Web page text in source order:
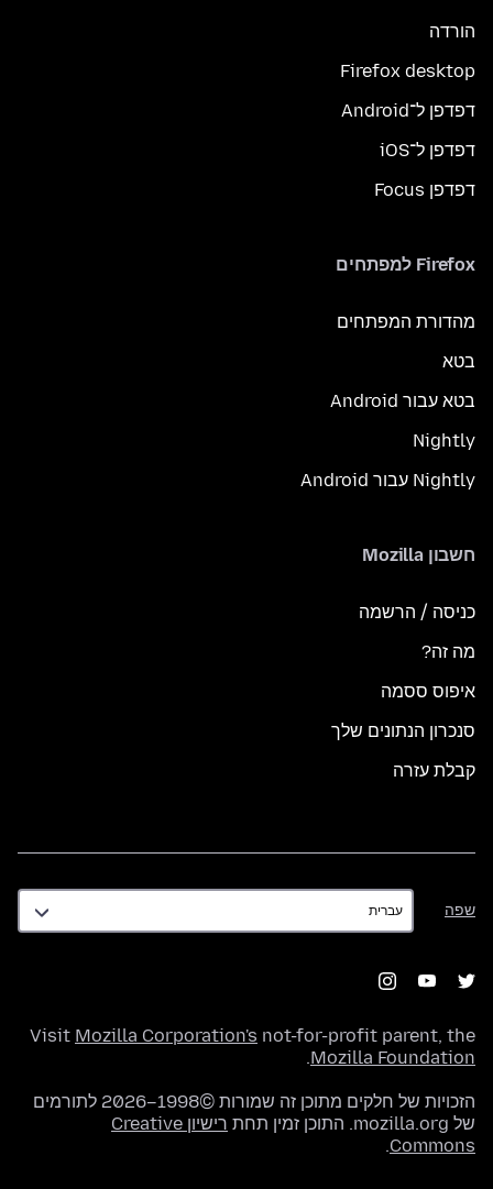
הורדה
Firefox desktop
דפדפן ל־Android
דפדפן ל־iOS
דפדפן Focus
Firefox למפתחים
מהדורת המפתחים
בטא
בטא עבור Android
Nightly
Nightly עבור Android
חשבון Mozilla
כניסה / הרשמה
מה זה?
איפוס ססמה
סנכרון הנתונים שלך
קבלת עזרה
שפה
שפה
Visit Mozilla Corporation's not-for-profit parent, the
Mozilla Foundation
.
הזכויות של חלקים מתוכן זה שמורות ©1998–2026 לתורמים
של mozilla.org. התוכן זמין תחת
רישיון Creative
Commons
.